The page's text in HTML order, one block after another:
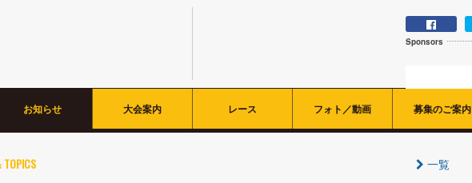
Sponsors
お知らせ 大会案内 レース フォト／動画 募集のご案内
TOPICS 一覧